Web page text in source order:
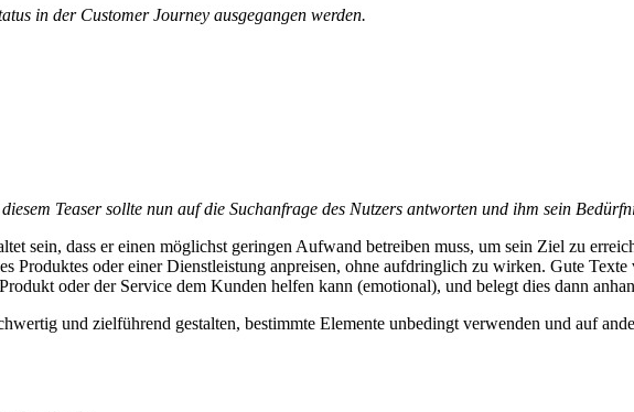
in der Customer Journey ausgegangen werden.
Teaser sollte nun auf die Suchanfrage des Nutzers antworten und ihm sein
sein, dass er einen möglichst geringen Aufwand betreiben muss, um sein Ziel zu
Produktes oder einer Dienstleistung anpreisen, ohne aufdringlich zu wirken. Gute
oder der Service dem Kunden helfen kann (emotional), und belegt dies dann
und zielführend gestalten, bestimmte Elemente unbedingt verwenden und auf